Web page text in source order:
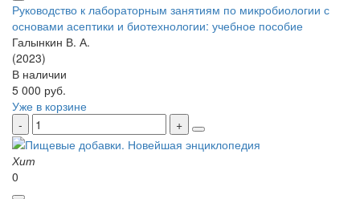
Руководство к лабораторным занятиям по микробиологии с
основами асептики и биотехнологии: учебное пособие
Галынкин В. А.
(2023)
В наличии
5 000 руб.
Уже в корзине
Хит
0